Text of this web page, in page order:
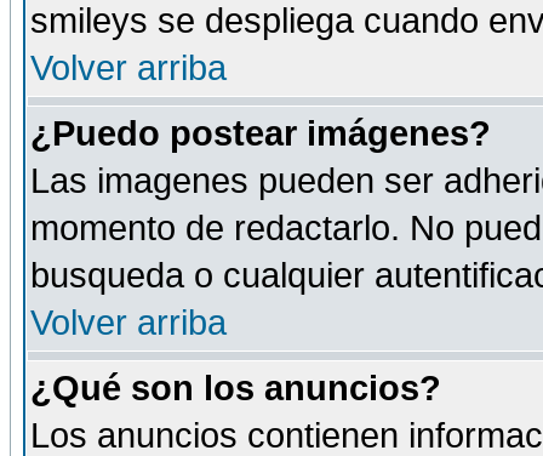
smileys se despliega cuando
Volver arriba
¿Puedo postear imágenes?
Las imagenes pueden ser
momento de redactarlo. No
busqueda o cualquier
Volver arriba
¿Qué son los anuncios?
Los anuncios contienen